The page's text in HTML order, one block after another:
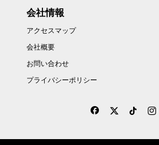
会社情報
アクセスマップ
会社概要
お問い合わせ
プライバシーポリシー